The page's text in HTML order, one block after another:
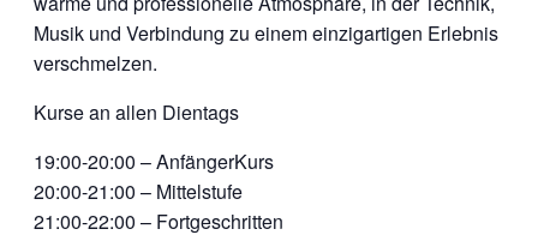
Musik und Verbindung zu einem einzigartigen Erlebnis
verschmelzen.
Kurse an allen Dientags
19:00-20:00 – AnfängerKurs
20:00-21:00 – Mittelstufe
21:00-22:00 – Fortgeschritten